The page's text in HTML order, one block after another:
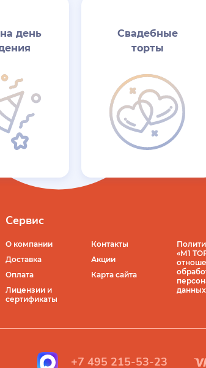
день
Свадебные
торты
Сервис
О компании
Доставка
Оплата
Лицензии и
сертификаты
Контакты
Акции
Карта сайта
«М1
данных
+7 495 215-53-23